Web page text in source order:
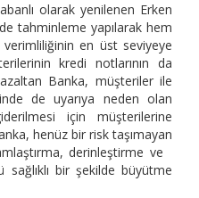
olarak yenilenen Erken
tahminleme yapılarak hem
en üst seviyeye
kredi notlarının da
Banka, müşteriler ile
de uyarıya neden olan
için müşterilerine
henüz bir risk taşımayan
derinleştirme ve
bir şekilde büyütme